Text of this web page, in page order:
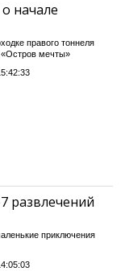
начале
правого тоннеля
мечты»
развлечений
приключения